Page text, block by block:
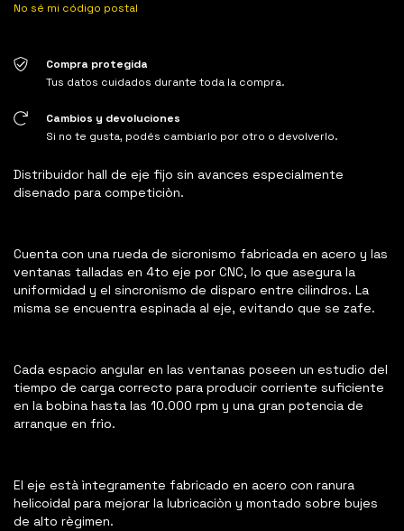
No sé mi código postal
Compra protegida
Tus datos cuidados durante toda la compra.
Cambios y devoluciones
Si no te gusta, podés cambiarlo por otro o devolverlo.
Distribuidor hall de eje fijo sin avances especialmente
disenado para competiciòn.
Cuenta con una rueda de sicronismo fabricada en acero y las
ventanas talladas en 4to eje por CNC, lo que asegura la
uniformidad y el sincronismo de disparo entre cilindros. La
misma se encuentra espinada al eje, evitando que se zafe.
Cada espacio angular en las ventanas poseen un estudio del
tiempo de carga correcto para producir corriente suficiente
en la bobina hasta las 10.000 rpm y una gran potencia de
arranque en frìo.
El eje està ìntegramente fabricado en acero con ranura
helicoidal para mejorar la lubricaciòn y montado sobre bujes
de alto règimen.